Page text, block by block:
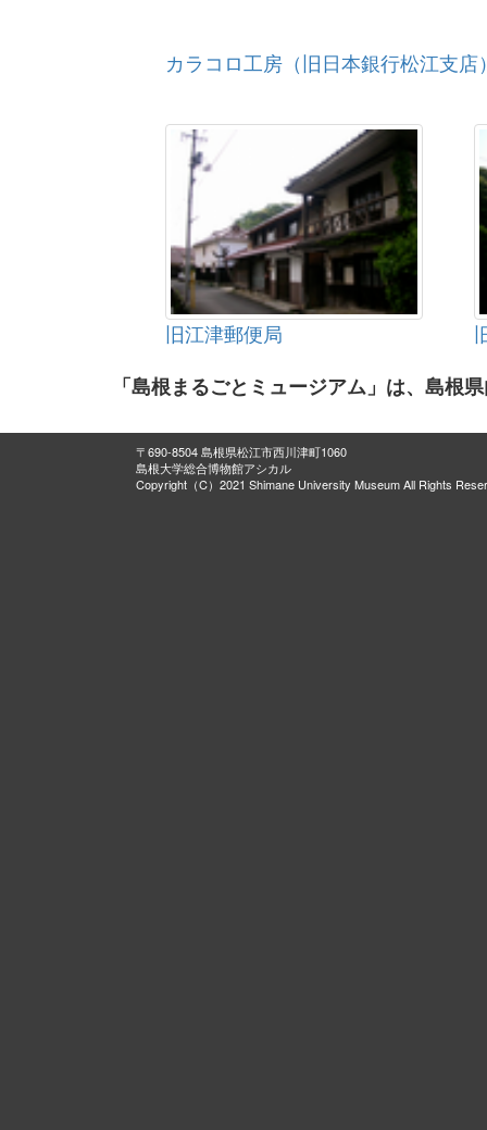
カラコロ工房（旧日本銀行松江支店
旧江津郵便局
「島根まるごとミュージアム」は、島根
〒690-8504 島根県松江市西川津町1060
島根大学総合博物館アシカル
Copyright（C）2021 Shimane University Museum All Rights